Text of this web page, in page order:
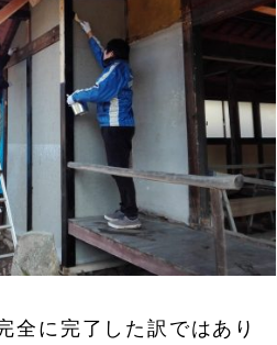
全に完了した訳ではあり